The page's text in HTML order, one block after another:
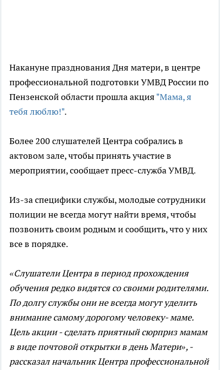
Накануне празднования Дня матери, в центре
профессиональной подготовки УМВД России по
Пензенской области прошла акция "Мама, я
тебя люблю!".
Более 200 слушателей Центра собрались в
актовом зале, чтобы принять участие в
мероприятии, сообщает пресс-служба УМВД.
Из-за специфики службы, молодые сотрудники
полиции не всегда могут найти время, чтобы
позвонить своим родным и сообщить, что у них
все в порядке.
«Слушатели Центра в период прохождения
обучения редко видятся со своими родителями.
По долгу службы они не всегда могут уделить
внимание самому дорогому человеку- маме.
Цель акции - сделать приятный сюрприз мамам
в виде почтовой открытки в день Матери», -
рассказал начальник Центра профессиональной